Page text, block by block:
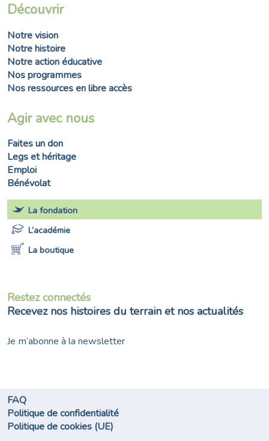
Découvrir
Notre vision
Notre histoire
Notre action éducative
Nos programmes
Nos ressources en libre accès
Agir avec nous
Faites un don
Legs et héritage
Emploi
Bénévolat
La fondation
L’académie
La boutique
Restez connectés
Recevez nos histoires du terrain et nos actualités
Je m’abonne à la newsletter
FAQ
Politique de confidentialité
Politique de cookies (UE)